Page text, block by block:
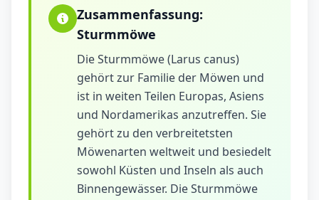
Zusammenfassung:
Sturmmöwe
Die Sturmmöwe (Larus canus)
gehört zur Familie der Möwen und
ist in weiten Teilen Europas, Asiens
und Nordamerikas anzutreffen. Sie
gehört zu den verbreitetsten
Möwenarten weltweit und besiedelt
sowohl Küsten und Inseln als auch
Binnengewässer. Die Sturmmöwe